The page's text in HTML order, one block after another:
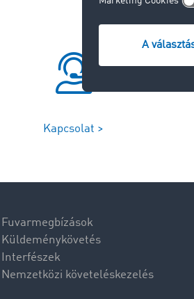
Kapcsolat >
Fuvarmegbízások
Küldeménykövetés
Interfészek
Nemzetközi követeléskezelés